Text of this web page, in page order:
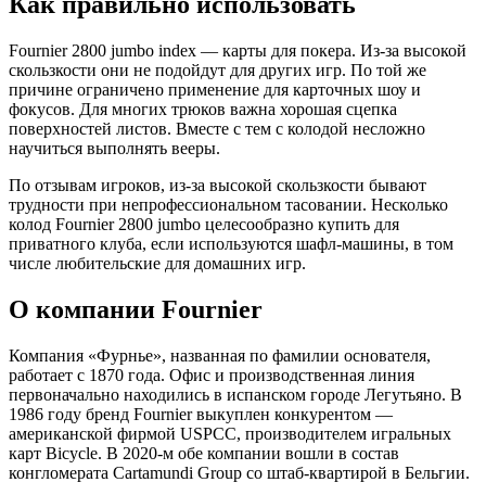
Fournier 2800 jumbo index — карты для покера. Из-за высокой
скользкости они не подойдут для других игр. По той же
причине ограничено применение для карточных шоу и
фокусов. Для многих трюков важна хорошая сцепка
поверхностей листов. Вместе с тем с колодой несложно
научиться выполнять вееры.
По отзывам игроков, из-за высокой скользкости бывают
трудности при непрофессиональном тасовании. Несколько
колод Fournier 2800 jumbo целесообразно купить для
приватного клуба, если используются шафл-машины, в том
числе любительские для домашних игр.
О компании Fournier
Компания «Фурнье», названная по фамилии основателя,
работает с 1870 года. Офис и производственная линия
первоначально находились в испанском городе Легутьяно. В
1986 году бренд Fournier выкуплен конкурентом —
американской фирмой USPCC, производителем игральных
карт Bicycle. В 2020-м обе компании вошли в состав
конгломерата Cartamundi Group со штаб-квартирой в Бельгии.